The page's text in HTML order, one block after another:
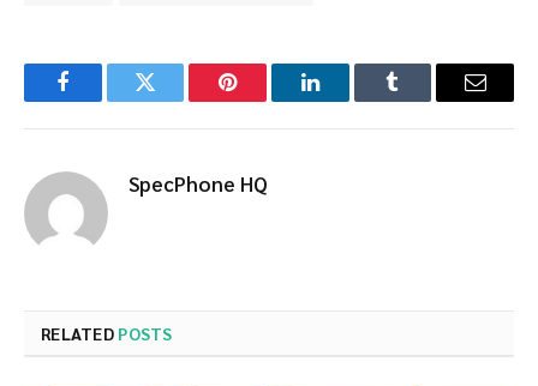
FacebookTwitter Pinterest LinkedInTumblr Email
SpecPhone HQ
RELATED POSTS